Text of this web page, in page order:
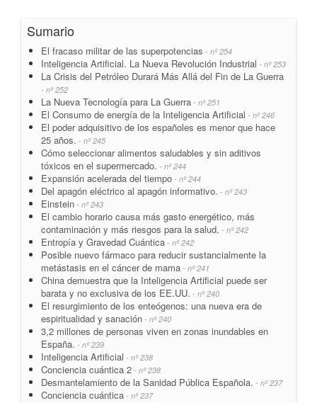
Sumario
El fracaso militar de las superpotencias - nº 254
Inteligencia Artificial. La Nueva Revolución Industrial - nº 253
La Crisis del Petróleo Durará Más Allá del Fin de La Guerra
- nº 252
La Nueva Tecnología para La Guerra - nº 251
El Consumo de energía de la Inteligencia Artificial - nº 246
El poder adquisitivo de los españoles es menor que hace
25 años. - nº 245
Cómo seleccionar alimentos saludables y sin aditivos
tóxicos en el supermercado. - nº 244
Expansión acelerada del tiempo - nº 244
Del apagón eléctrico al apagón informativo. - nº 243
Einstein - nº 243
El cambio horario causa más gasto energético, más
contaminación y más riesgos para la salud. - nº 242
Entropía y Gravedad Cuántica - nº 242
Posible nuevo fármaco para reducir sustancialmente la
metástasis en el cáncer de mama - nº 241
China demuestra que la Inteligencia Artificial puede ser
barata y no exclusiva de los EE.UU. - nº 240
El resurgimiento de los enteógenos: una nueva era de
espiritualidad y sanación - nº 240
3,2 millones de personas viven en zonas inundables en
España. - nº 239
Inteligencia Artificial - nº 238
Conciencia cuántica 2 - nº 238
Desmantelamiento de la Sanidad Pública Española. - nº 237
Conciencia cuántica - nº 237